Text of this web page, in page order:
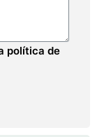
política de